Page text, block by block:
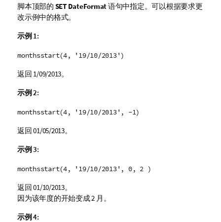
脚本顶部的 SET DateFormat语句中指定。可以根据要求更
改示例中的格式。
示例 1:
monthsstart(4, '19/10/2013')
返回 1/09/2013。
示例 2:
monthsstart(4, '19/10/2013', -1)
返回01/05/2013。
示例 3:
monthsstart(4, '19/10/2013', 0, 2 )
返回01/10/2013。
因为该年度的开始变成 2 月。
示例 4: